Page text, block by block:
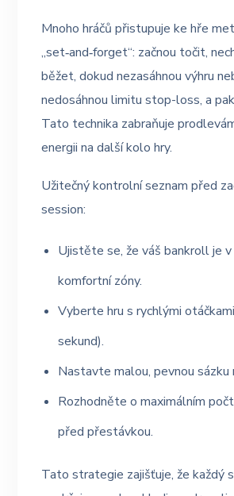
Mnoho hráčů přistupuje ke hře
„set‑and‑forget“: začnou točit,
běžet, dokud nezasáhnou výhru
nedosáhnou limitu stop-loss, a
Tato technika zabraňuje
energii na další kolo hry.
Užitečný kontrolní seznam před
session:
Ujistěte se, že váš bankroll je v
komfortní zóny.
Vyberte hru s rychlými
sekund).
Nastavte malou, pevnou sázku
Rozhodněte o maximálním
před přestávkou.
Tato strategie zajišťuje, že každý